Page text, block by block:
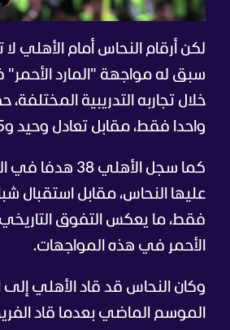
لكن أرقام النحاس أمام الأهلي
خلال تجاربه التدريبية المختلفة،
واحدا فقط، مقابل تعادل وحيد و15 خسارة.
كما سجل الأهلي
فقط، ما يعكس التفوق
الأحمر في هذه المواجهات.
الموسم الماضي بعدما قاد